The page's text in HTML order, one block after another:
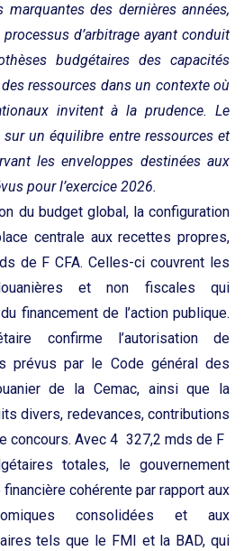
marquantes des dernières années,
processus d’arbitrage ayant conduit
budgétaires des capacités
ressources dans un contexte où
invitent à la prudence. Le
un équilibre entre ressources et
les enveloppes destinées aux
pour l’exercice 2026.
du budget global, la configuration
centrale aux recettes propres,
de F CFA. Celles-ci couvrent les
et non fiscales qui
financement de l’action publique.
confirme l’autorisation de
prévus par le Code général des
de la Cemac, ainsi que la
divers, redevances, contributions
concours. Avec 4 327,2 mds de F
totales, le gouvernement
cohérente par rapport aux
consolidées et aux
tels que le FMI et la BAD, qui